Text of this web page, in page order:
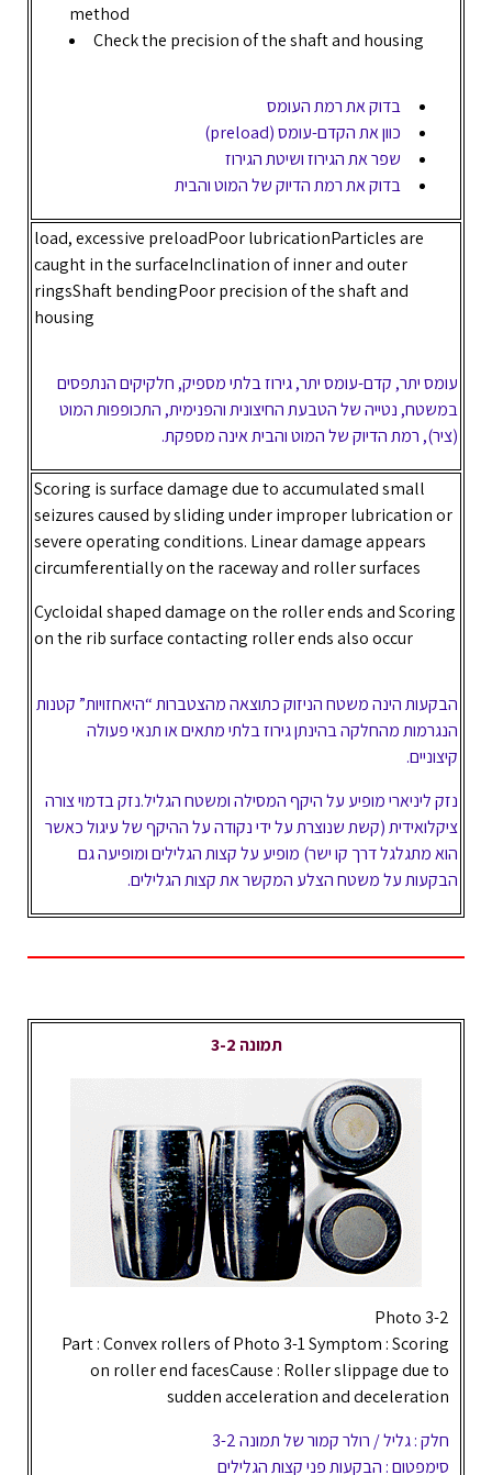
method
Check the precision of the shaft and housing
בדוק את רמת העומס
כוון את הקדם-עומס (preload)
שפר את הגירוז ושיטת הגירוז
בדוק את רמת הדיוק של המוט והבית
load, excessive preloadPoor lubricationParticles are
caught in the surfaceInclination of inner and outer
ringsShaft bendingPoor precision of the shaft and
housing
עומס יתר, קדם-עומס יתר, גירוז בלתי מספיק, חלקיקים הנתפסים
במשטח, נטייה של הטבעת החיצונית והפנימית, התכופפות המוט
(ציר), רמת הדיוק של המוט והבית אינה מספקת.
Scoring is surface damage due to accumulated small
seizures caused by sliding under improper lubrication or
severe operating conditions. Linear damage appears
circumferentially on the raceway and roller surfaces
Cycloidal shaped damage on the roller ends and Scoring
on the rib surface contacting roller ends also occur
הבקעות הינה משטח הניזוק כתוצאה מהצטברות “היאחזויות” קטנות
הנגרמות מהחלקה בהינתן גירוז בלתי מתאים או תנאי פעולה
קיצוניים.
נזק ליניארי מופיע על היקף המסילה ומשטח הגליל.נזק בדמוי צורה
ציקלואידית (קשת שנוצרת על ידי נקודה על ההיקף של עיגול כאשר
הוא מתגלגל דרך קו ישר) מופיע על קצות הגלילים ומופיעה גם
הבקעות על משטח הצלע המקשר את קצות הגלילים.
תמונה 3-2
Photo 3-2
Part : Convex rollers of Photo 3-1 Symptom : Scoring
on roller end facesCause : Roller slippage due to
sudden acceleration and deceleration
חלק : גליל / רולר קמור של תמונה 3-2
סימפטום : הבקעות פני קצות הגלילים